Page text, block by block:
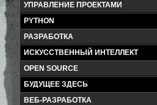
УПРАВЛЕНИЕ ПРОЕКТАМИ
PYTHON
РАЗРАБОТКА
ИСКУССТВЕННЫЙ ИНТЕЛЛЕКТ
OPEN SOURCE
БУДУЩЕЕ ЗДЕСЬ
ВЕБ-РАЗРАБОТКА